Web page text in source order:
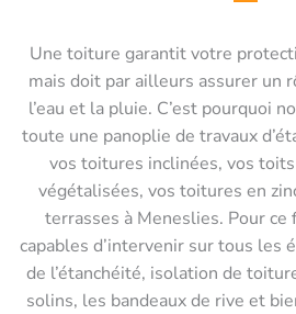
Une toiture garantit votre
mais doit par ailleurs assurer un
l’eau et la pluie. C’est pourquoi
toute une panoplie de travaux
vos toitures inclinées, vos
végétalisées, vos toitures en
terrasses à Meneslies. Pour ce
capables d’intervenir sur tous les
de l’étanchéité, isolation de
solins, les bandeaux de rive et